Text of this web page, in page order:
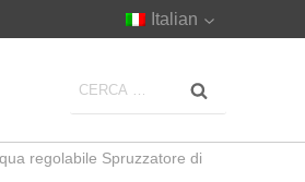
Italian
regolabile Spruzzatore di